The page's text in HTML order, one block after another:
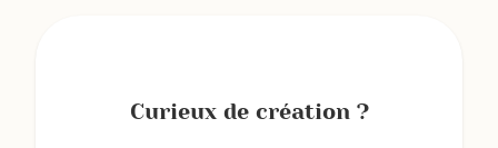
Curieux de création ?